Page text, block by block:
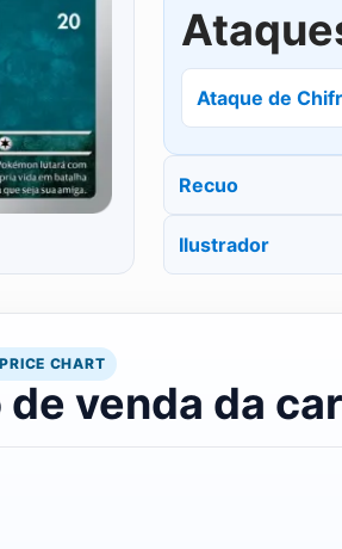
Ataque de
Recuo
Ilustrador
CHART
venda da